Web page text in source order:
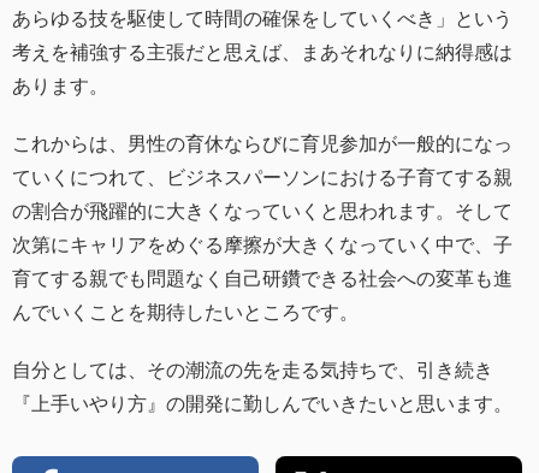
あらゆる技を駆使して時間の確保をしていくべき」という
考えを補強する主張だと思えば、まあそれなりに納得感は
あります。
これからは、男性の育休ならびに育児参加が一般的になっ
ていくにつれて、ビジネスパーソンにおける子育てする親
の割合が飛躍的に大きくなっていくと思われます。そして
次第にキャリアをめぐる摩擦が大きくなっていく中で、子
育てする親でも問題なく自己研鑽できる社会への変革も進
んでいくことを期待したいところです。
自分としては、その潮流の先を走る気持ちで、引き続き
『上手いやり方』の開発に勤しんでいきたいと思います。